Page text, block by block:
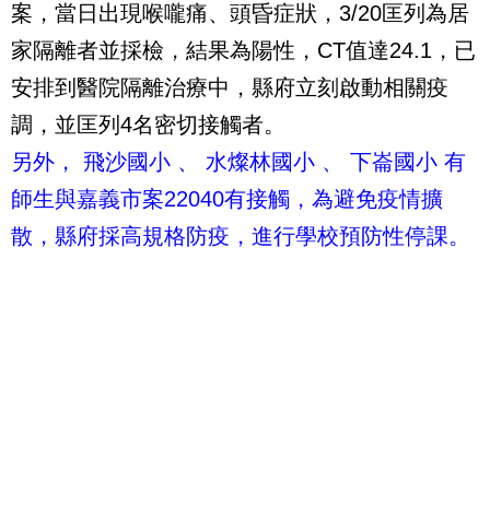
案，當日出現喉嚨痛、頭昏症狀，3/20匡列為居
家隔離者並採檢，結果為陽性，CT值達24.1，已
安排到醫院隔離治療中，縣府立刻啟動相關疫
調，並匡列4名密切接觸者。
另外， 飛沙國小 、 水燦林國小 、 下崙國小 有
師生與嘉義市案22040有接觸，為避免疫情擴
散，縣府採高規格防疫，進行學校預防性停課。